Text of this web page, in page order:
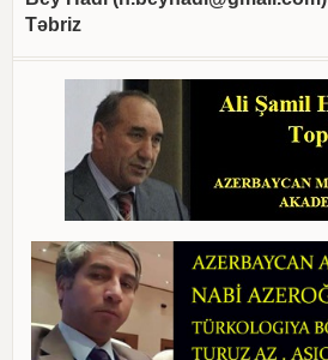
Təbriz